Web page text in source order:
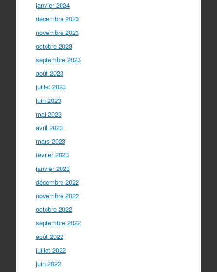
janvier 2024
décembre 2023
novembre 2023
octobre 2023
septembre 2023
août 2023
juillet 2023
juin 2023
mai 2023
avril 2023
mars 2023
février 2023
janvier 2023
décembre 2022
novembre 2022
octobre 2022
septembre 2022
août 2022
juillet 2022
juin 2022